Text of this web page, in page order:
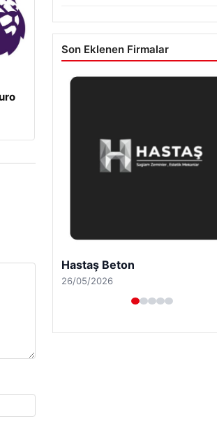
Son Eklenen Firmalar
Enes Kaplan Avukatlık Bürosu
28/04/2026